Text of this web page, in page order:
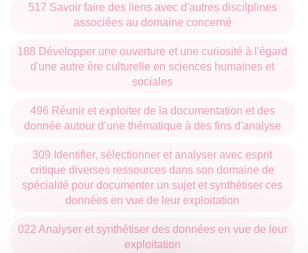
517 Savoir faire des liens avec d'autres discilplines
associées au domaine concerné
188 Développer une ouverture et une curiosité à l'égard
d'une autre ère culturelle en sciences humaines et
sociales
496 Réunir et exploiter de la documentation et des
donnée autour d’une thématique à des fins d'analyse
309 Identifier, sélectionner et analyser avec esprit
critique diverses ressources dans son domaine de
spécialité pour documenter un sujet et synthétiser ces
données en vue de leur exploitation
022 Analyser et synthétiser des données en vue de leur
exploitation